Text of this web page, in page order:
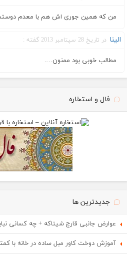
من که همین جوری اش هم با معدم
الینا در تاریخ 28 سپتامبر 2013 گفته :
مطالب خوبی بود ممنون….
فال و استخاره
جدیدترین ها
عوارض جانبی قارچ شیتاکه + چه کسانی
آموزش دوخت کاور مبل ساده در خانه با